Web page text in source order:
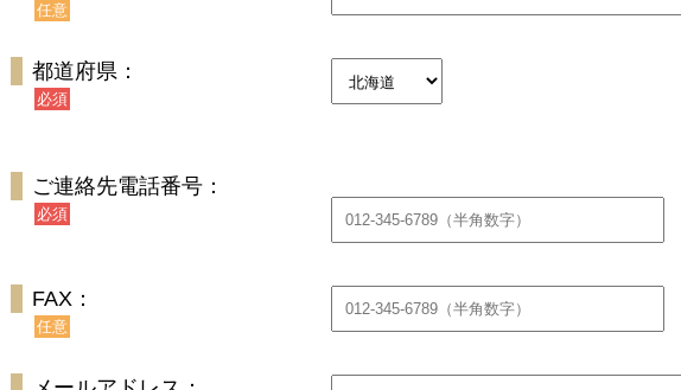
任意
都道府県：
必須
ご連絡先電話番号：
必須
FAX：
任意